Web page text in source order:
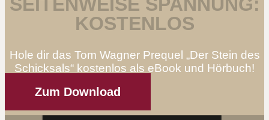
KOSTENLOS
Hole dir das Tom Wagner Prequel „Der Stein des
Schicksals“ kostenlos als eBook und Hörbuch!
Zum Download